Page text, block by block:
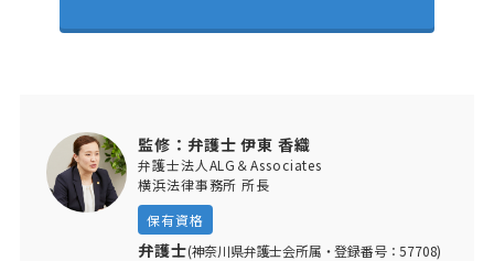
監修：弁護士 伊東 香織
弁護士法人ALG＆Associates
横浜法律事務所 所長
保有資格
弁護士(神奈川県弁護士会所属・登録番号：57708)